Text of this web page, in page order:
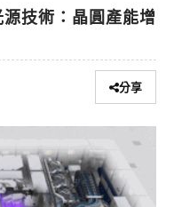
技術：晶圓產能增
分享